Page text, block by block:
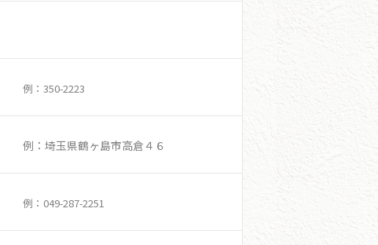
例：350-2223
例：埼玉県鶴ヶ島市高倉４６
例：049-287-2251